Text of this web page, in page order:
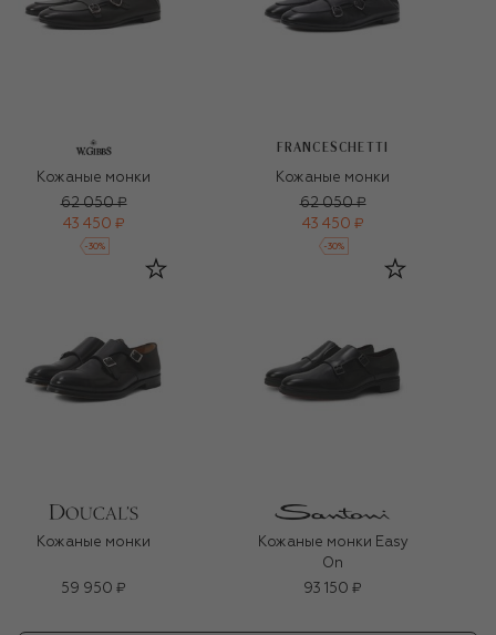
Кожаные монки
62 050 ₽
43 450 ₽
-30%
FRANCESCHETTI
Кожаные монки
62 050 ₽
43 450 ₽
-30%
Кожаные монки
59 950 ₽
Кожаные монки Easy
On
93 150 ₽